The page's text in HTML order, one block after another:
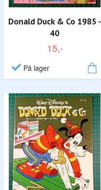
Donald Duck & Co 1985 -
40
15,-
På lager